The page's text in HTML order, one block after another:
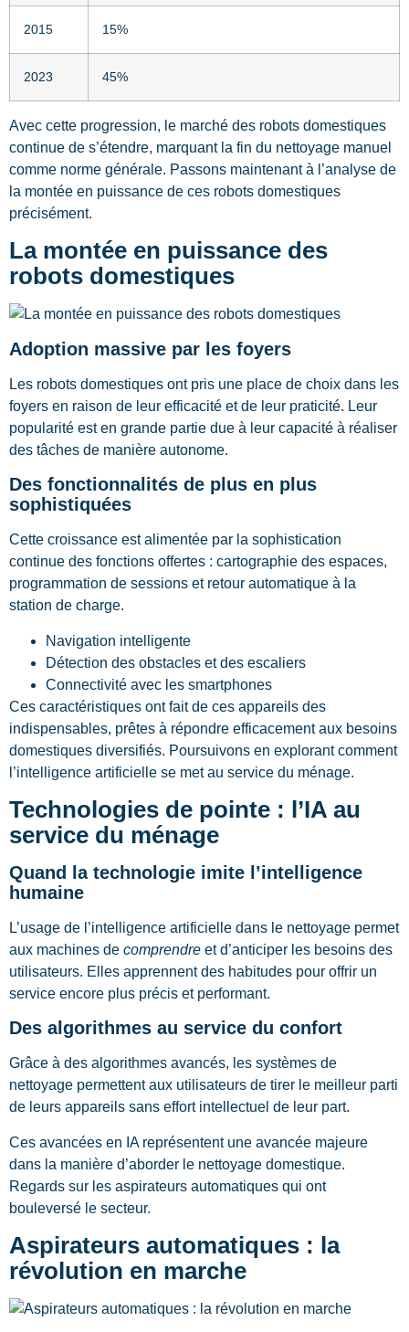
2015 15%
2023 45%
Avec cette progression, le marché des robots domestiques
continue de s’étendre, marquant la fin du nettoyage manuel
comme norme générale. Passons maintenant à l’analyse de
la montée en puissance de ces robots domestiques
précisément.
La montée en puissance des
robots domestiques
Adoption massive par les foyers
Les robots domestiques ont pris une place de choix dans les
foyers en raison de leur efficacité et de leur praticité. Leur
popularité est en grande partie due à leur capacité à réaliser
des tâches de manière autonome.
Des fonctionnalités de plus en plus
sophistiquées
Cette croissance est alimentée par la sophistication
continue des fonctions offertes : cartographie des espaces,
programmation de sessions et retour automatique à la
station de charge.
Navigation intelligente
Détection des obstacles et des escaliers
Connectivité avec les smartphones
Ces caractéristiques ont fait de ces appareils des
indispensables, prêtes à répondre efficacement aux besoins
domestiques diversifiés. Poursuivons en explorant comment
l’intelligence artificielle se met au service du ménage.
Technologies de pointe : l’IA au
service du ménage
Quand la technologie imite l’intelligence
humaine
L’usage de l’intelligence artificielle dans le nettoyage permet
aux machines de comprendre et d’anticiper les besoins des
utilisateurs. Elles apprennent des habitudes pour offrir un
service encore plus précis et performant.
Des algorithmes au service du confort
Grâce à des algorithmes avancés, les systèmes de
nettoyage permettent aux utilisateurs de tirer le meilleur parti
de leurs appareils sans effort intellectuel de leur part.
Ces avancées en IA représentent une avancée majeure
dans la manière d’aborder le nettoyage domestique.
Regards sur les aspirateurs automatiques qui ont
bouleversé le secteur.
Aspirateurs automatiques : la
révolution en marche